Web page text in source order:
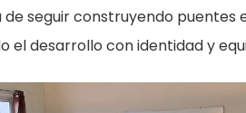
seguir construyendo
el desarrollo con identidad y